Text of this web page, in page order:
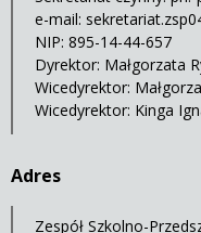
e-mail:
NIP: 895-14-44-657
Dyrektor: Małgorzata
Wicedyrektor:
Wicedyrektor: Kinga
Adres
Zespół Szkolno-